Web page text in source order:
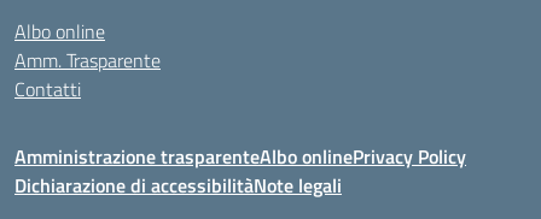
Albo online
Amm. Trasparente
Contatti
Amministrazione trasparenteAlbo onlinePrivacy Policy
Dichiarazione di accessibilitàNote legali